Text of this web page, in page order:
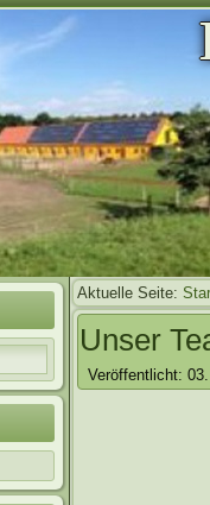
Aktuelle Seite:
Unser
Veröffentlicht: